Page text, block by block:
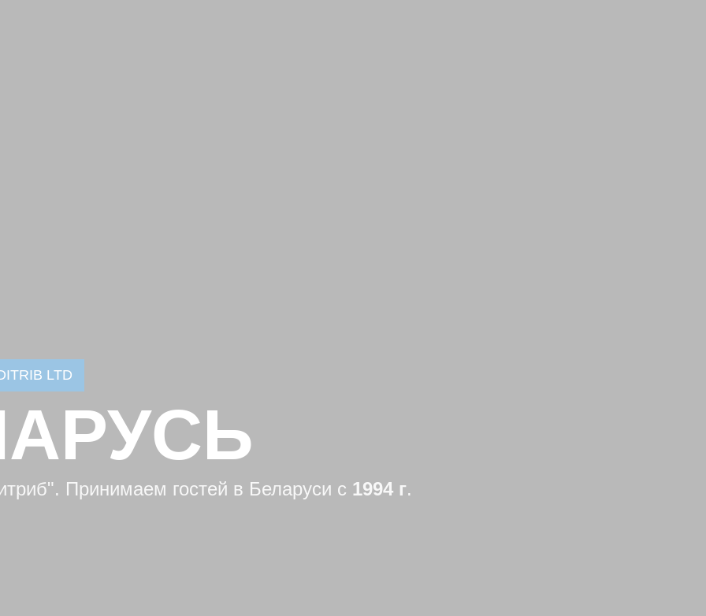
LTD
Принимаем гостей в Беларуси с 1994 г.